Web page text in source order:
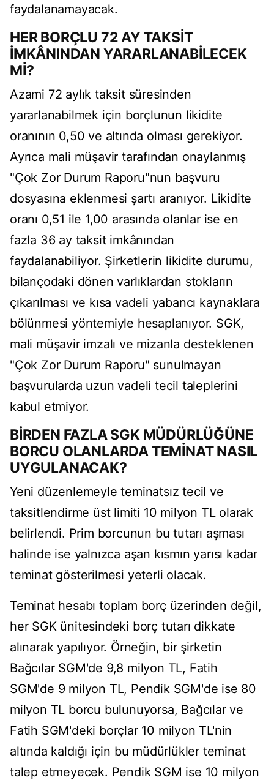
faydalanamayacak.
HER BORÇLU 72 AY TAKSİT
İMKÂNINDAN YARARLANABİLECEK
Mİ?
Azami 72 aylık taksit süresinden
yararlanabilmek için borçlunun likidite
oranının 0,50 ve altında olması gerekiyor.
Ayrıca mali müşavir tarafından onaylanmış
"Çok Zor Durum Raporu"nun başvuru
dosyasına eklenmesi şartı aranıyor. Likidite
oranı 0,51 ile 1,00 arasında olanlar ise en
fazla 36 ay taksit imkânından
faydalanabiliyor. Şirketlerin likidite durumu,
bilançodaki dönen varlıklardan stokların
çıkarılması ve kısa vadeli yabancı kaynaklara
bölünmesi yöntemiyle hesaplanıyor. SGK,
mali müşavir imzalı ve mizanla desteklenen
"Çok Zor Durum Raporu" sunulmayan
başvurularda uzun vadeli tecil taleplerini
kabul etmiyor.
BİRDEN FAZLA SGK MÜDÜRLÜĞÜNE
BORCU OLANLARDA TEMİNAT NASIL
UYGULANACAK?
Yeni düzenlemeyle teminatsız tecil ve
taksitlendirme üst limiti 10 milyon TL olarak
belirlendi. Prim borcunun bu tutarı aşması
halinde ise yalnızca aşan kısmın yarısı kadar
teminat gösterilmesi yeterli olacak.
Teminat hesabı toplam borç üzerinden değil,
her SGK ünitesindeki borç tutarı dikkate
alınarak yapılıyor. Örneğin, bir şirketin
Bağcılar SGM'de 9,8 milyon TL, Fatih
SGM'de 9 milyon TL, Pendik SGM'de ise 80
milyon TL borcu bulunuyorsa, Bağcılar ve
Fatih SGM'deki borçlar 10 milyon TL'nin
altında kaldığı için bu müdürlükler teminat
talep etmeyecek. Pendik SGM ise 10 milyon